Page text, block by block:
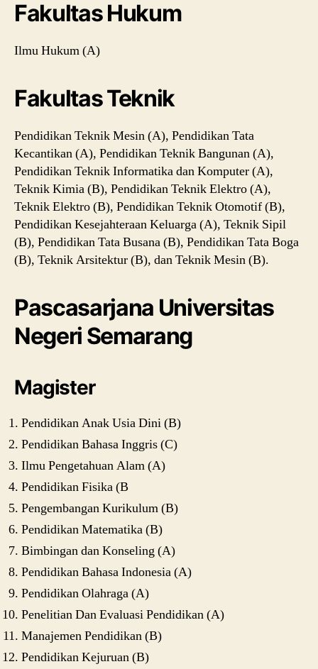
Fakultas Hukum
Ilmu Hukum (A)
Fakultas Teknik
Pendidikan Teknik Mesin (A), Pendidikan Tata
Kecantikan (A), Pendidikan Teknik Bangunan (A),
Pendidikan Teknik Informatika dan Komputer (A),
Teknik Kimia (B), Pendidikan Teknik Elektro (A),
Teknik Elektro (B), Pendidikan Teknik Otomotif (B),
Pendidikan Kesejahteraan Keluarga (A), Teknik Sipil
(B), Pendidikan Tata Busana (B), Pendidikan Tata Boga
(B), Teknik Arsitektur (B), dan Teknik Mesin (B).
Pascasarjana Universitas
Negeri Semarang
Magister
Pendidikan Anak Usia Dini (B)
Pendidikan Bahasa Inggris (C)
Ilmu Pengetahuan Alam (A)
Pendidikan Fisika (B
Pengembangan Kurikulum (B)
Pendidikan Matematika (B)
Bimbingan dan Konseling (A)
Pendidikan Bahasa Indonesia (A)
Pendidikan Olahraga (A)
Penelitian Dan Evaluasi Pendidikan (A)
Manajemen Pendidikan (B)
Pendidikan Kejuruan (B)